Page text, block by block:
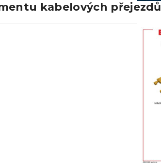
kabelových přejezdů